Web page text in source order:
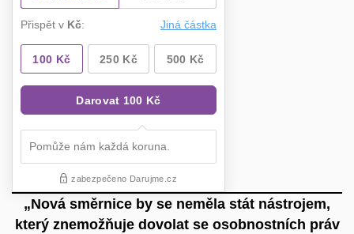
„Nová směrnice by se neměla stát nástrojem,
který znemožňuje dovolat se osobnostních práv